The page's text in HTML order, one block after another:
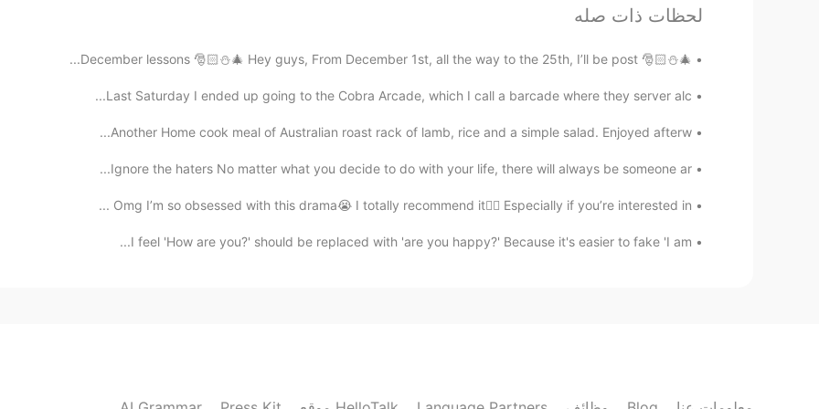
元气少女
2020.02.08 06:17
早上好
！
还有一天不能 取
还有一天不能出去玩。
除了电源 在超市。
豌豆花花
2020.02.07 20:10
لحظات ذات صله
🎄⛄️🎅🏻 December lessons 🎅🏻⛄️🎄 Hey guys, From December 1st, all the way to the 25th, I’ll be post...
Last Saturday I ended up going to the Cobra Arcade, which I call a barcade where they server alc...
Another Home cook meal of Australian roast rack of lamb, rice and a simple salad. Enjoyed afterw...
Ignore the haters No matter what you decide to do with your life, there will always be someone ar...
Omg I’m so obsessed with this drama😭 I totally recommend it👌🏼 Especially if you’re interested in ...
I feel 'How are you?' should be replaced with 'are you happy?' Because it's easier to fake 'I am...